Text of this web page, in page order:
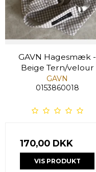
GAVN Hagesmæk -
Beige Tern/velour
GAVN
0153860018
170,00 DKK
VIS PRODUKT